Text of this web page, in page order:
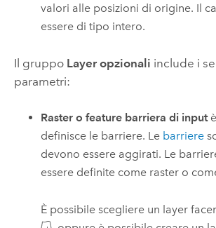
valori alle posizioni di origine. Il
essere di tipo intero.
Il gruppo Layer opzionali include i
parametri:
Raster o feature barriera di input
definisce le barriere. Le barriere
devono essere aggirati. Le
essere definite come raster o
È possibile scegliere un layer